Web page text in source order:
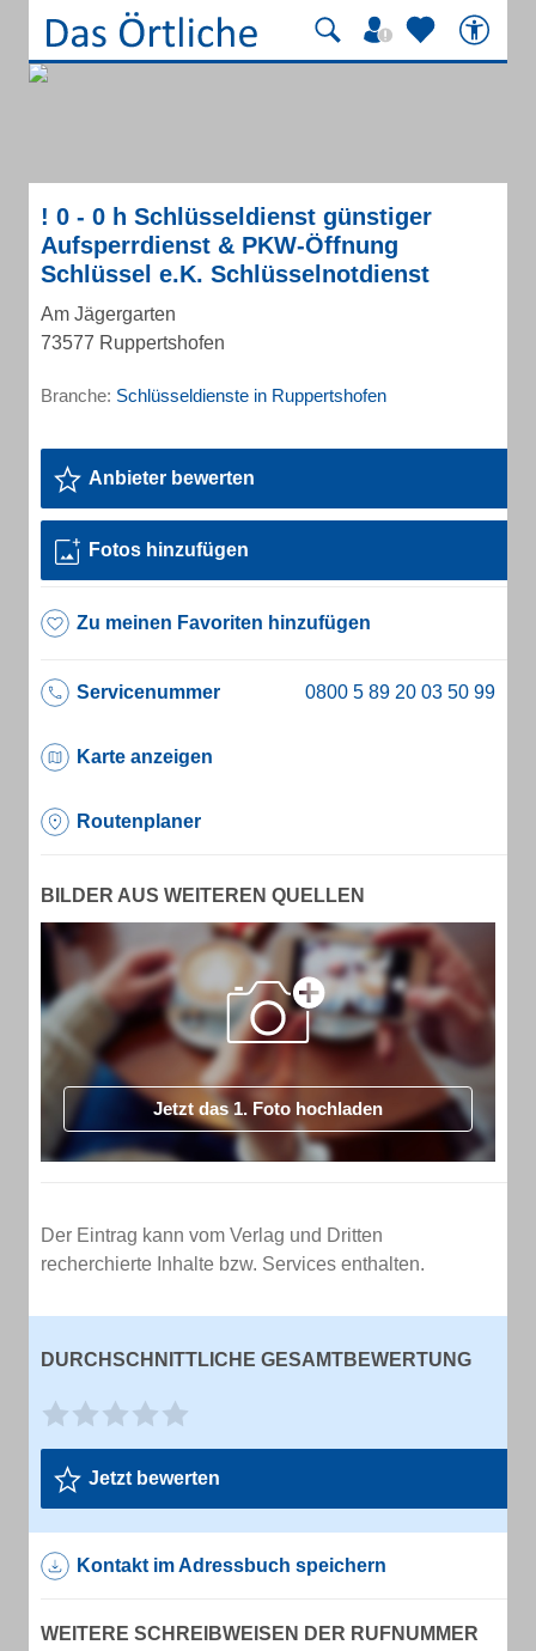
! 0 - 0 h Schlüsseldienst günstiger
Aufsperrdienst & PKW-Öffnung
Schlüssel e.K. Schlüsselnotdienst
Am Jägergarten
73577 Ruppertshofen
Branche: Schlüsseldienste in Ruppertshofen
Anbieter bewerten
Fotos hinzufügen
Zu meinen Favoriten hinzufügen
Servicenummer
Karte anzeigen
Routenplaner
BILDER AUS WEITEREN QUELLEN
Jetzt das 1. Foto hochladen
Der Eintrag kann vom Verlag und Dritten
recherchierte Inhalte bzw. Services enthalten.
DURCHSCHNITTLICHE GESAMTBEWERTUNG
Jetzt bewerten
Kontakt im Adressbuch speichern
WEITERE SCHREIBWEISEN DER RUFNUMMER